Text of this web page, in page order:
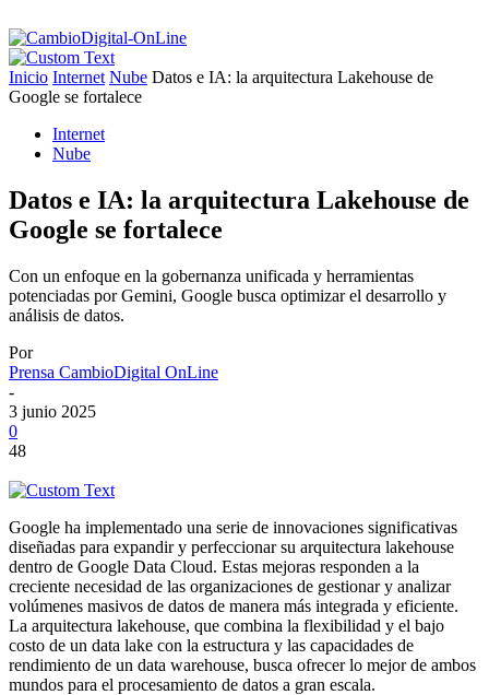
Inicio Internet Nube Datos e IA: la arquitectura Lakehouse de
Google se fortalece
Internet
Nube
Datos e IA: la arquitectura Lakehouse de
Google se fortalece
Con un enfoque en la gobernanza unificada y herramientas
potenciadas por Gemini, Google busca optimizar el desarrollo y
análisis de datos.
Por
Prensa CambioDigital OnLine
-
3 junio 2025
0
48
Google ha implementado una serie de innovaciones significativas
diseñadas para expandir y perfeccionar su arquitectura lakehouse
dentro de Google Data Cloud. Estas mejoras responden a la
creciente necesidad de las organizaciones de gestionar y analizar
volúmenes masivos de datos de manera más integrada y eficiente.
La arquitectura lakehouse, que combina la flexibilidad y el bajo
costo de un data lake con la estructura y las capacidades de
rendimiento de un data warehouse, busca ofrecer lo mejor de ambos
mundos para el procesamiento de datos a gran escala.